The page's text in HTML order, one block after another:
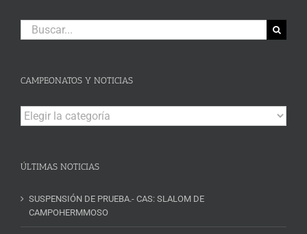
Buscar:
CAMPEONATOS Y NOTICIAS
Campeonatos
y
ÚLTIMAS NOTICIAS
SUSPENSIÓN DE PRUEBA.- CAS: SLALOM DE
CAMPOHERMMOSO